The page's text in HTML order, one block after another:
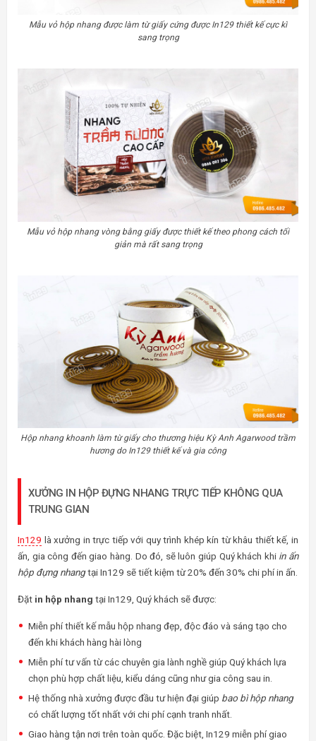
Mẫu vỏ hộp nhang được làm từ giấy cứng được In129 thiết kế cực kì
sang trọng
Mẫu vỏ hộp nhang vòng bằng giấy được thiết kế theo phong cách tối
giản mà rất sang trọng
Hộp nhang khoanh làm từ giấy cho thương hiệu Kỳ Anh Agarwood trầm
hương do In129 thiết kế và gia công
XƯỞNG IN HỘP ĐỰNG NHANG TRỰC TIẾP KHÔNG QUA
TRUNG GIAN
In129 là xưởng in trực tiếp với quy trình khép kín từ khâu thiết kế, in
ấn, gia công đến giao hàng. Do đó, sẽ luôn giúp Quý khách khi in ấn
hộp đựng nhangtại In129 sẽ tiết kiệm từ 20% đến 30% chi phí in ấn.
Đặt in hộp nhang tại In129, Quý khách sẽ được:
Miễn phí thiết kế mẫu hộp nhang đẹp, độc đáo và sáng tạo cho
đến khi khách hàng hài lòng
Miễn phí tư vấn từ các chuyên gia lành nghề giúp Quý khách lựa
chọn phù hợp chất liệu, kiểu dáng cũng như gia công sau in.
Hệ thống nhà xưởng được đầu tư hiện đại giúp bao bì hộp nhang
có chất lượng tốt nhất với chi phí cạnh tranh nhất.
Giao hàng tận nơi trên toàn quốc. Đặc biệt, In129 miễn phí giao